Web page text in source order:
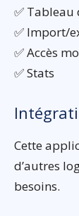
✅ Tableau
✅ Import/
✅ Accès
✅ Stats
Cette
d’autres
besoins.